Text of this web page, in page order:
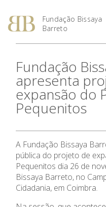
Fundação Bissaya
Barreto
A
Percurso Académico e
Profissional
A Obra Social
Homenagens e Distinções
Áreas de
Serviço Domiciliário de
Coimbra
Proximus – Cuidados
Domiciliários
Centro Geriátrico Luís Viegas
SOS Pessoa Idosa
Violência Doméstica
O Prémio Bissaya Barreto de
Literatura Para a Infância
Regulamento
Obras Premiadas
Fundação
apresenta
expansão do
Pequenitos
A Fundação Bissaya
pública do projeto de
Pequenitos dia 26 de
Bissaya Barreto, no
Cidadania, em Coimbra.